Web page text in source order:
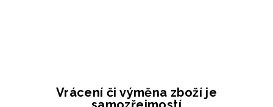
Vrácení či výměna zboží je